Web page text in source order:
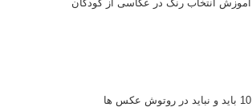
آموزش انتخاب رنگ در عکاسی از کودکان
10 باید و نباید در روتوش عکس ها